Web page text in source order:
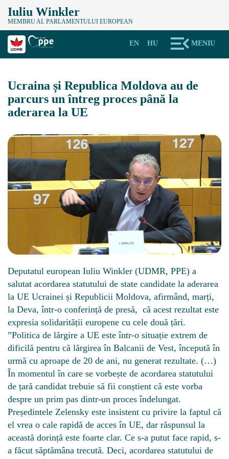
Iuliu Winkler
MEMBRU AL PARLAMENTULUI EUROPEAN
MENIU
HU
EN
Ucraina și Republica Moldova au de
parcurs un întreg proces până la
aderarea la UE
Deputatul european Iuliu Winkler (UDMR, PPE) a
salutat acordarea statutului de state candidate la aderarea
la UE Ucrainei și Republicii Moldova, afirmând, marți,
la Deva, într-o conferință de presă, că acest rezultat este
expresia solidarității europene cu cele două țări.
”Politica de lărgire a UE este într-o situație extrem de
dificilă pentru că lărgirea în Balcanii de Vest, începută în
urmă cu aproape de 20 de ani, nu generat rezultate. (…)
În momentul în care se vorbește de acordarea statutului
de țară candidat trebuie să fii conștient că este vorba
despre un prim pas dintr-un proces îndelungat.
Președintele Zelensky este insistent cu privire la faptul că
el vrea o cale rapidă de acces în UE, dar răspunsul la
această dorință este foarte clar. Ce s-a putut face rapid, s-
a făcut săptămâna trecută. Deci, acordarea statutului de